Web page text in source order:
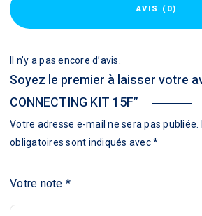
AVIS (0)
Il n’y a pas encore d’avis.
Soyez le premier à laisser votre
CONNECTING KIT 15F”
Votre adresse e-mail ne sera pas publiée.
obligatoires sont indiqués avec*
Votre note *